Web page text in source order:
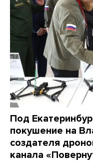
Под
покушение на
создателя
канала